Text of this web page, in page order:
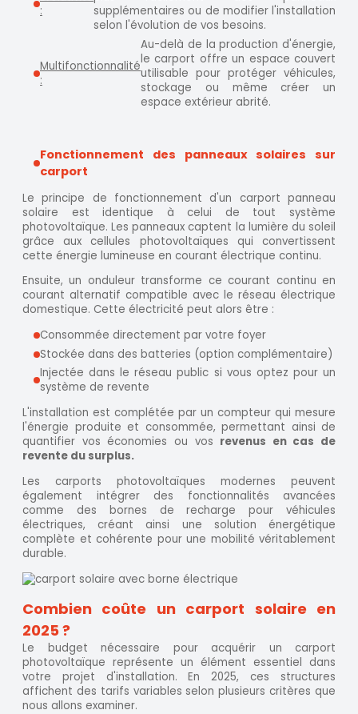
:
supplémentaires ou de modifier l'installation
selon l'évolution de vos besoins.
Multifonctionnalité
:
Au-delà de la production d'énergie,
le carport offre un espace couvert
utilisable pour protéger véhicules,
stockage ou même créer un
espace extérieur abrité.
Fonctionnement des panneaux solaires sur
carport
Le principe de fonctionnement d'un carport panneau
solaire est identique à celui de tout système
photovoltaïque. Les panneaux captent la lumière du soleil
grâce aux cellules photovoltaïques qui convertissent
cette énergie lumineuse en courant électrique continu.
Ensuite, un onduleur transforme ce courant continu en
courant alternatif compatible avec le réseau électrique
domestique. Cette électricité peut alors être :
Consommée directement par votre foyer
Stockée dans des batteries (option complémentaire)
Injectée dans le réseau public si vous optez pour un
système de revente
L'installation est complétée par un compteur qui mesure
l'énergie produite et consommée, permettant ainsi de
quantifier vos économies ou vos revenus en cas de
revente du surplus.
Les carports photovoltaïques modernes peuvent
également intégrer des fonctionnalités avancées
comme des bornes de recharge pour véhicules
électriques, créant ainsi une solution énergétique
complète et cohérente pour une mobilité véritablement
durable.
Combien coûte un carport solaire en
2025 ?
Le budget nécessaire pour acquérir un carport
photovoltaïque représente un élément essentiel dans
votre projet d'installation. En 2025, ces structures
affichent des tarifs variables selon plusieurs critères que
nous allons examiner.